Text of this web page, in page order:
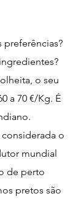
preferências?
o seu
a 70 €/Kg. É
o
mundial
de perto
pretos são